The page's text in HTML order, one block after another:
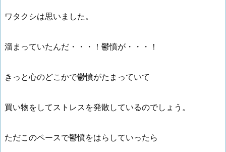
ワタクシは思いました。
溜まっていたんだ・・・！鬱憤が・・・！
きっと心のどこかで鬱憤がたまっていて
買い物をしてストレスを発散しているのでしょう。
ただこのペースで鬱憤をはらしていったら